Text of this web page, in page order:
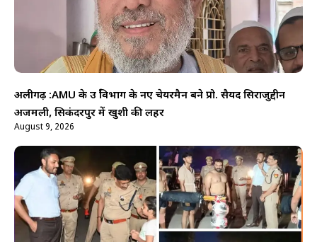
अलीगढ़ :AMU के उर्दू विभाग के नए चेयरमैन बने प्रो. सैयद सिराजुद्दीन
अजमली, सिकंदरपुर में खुशी की लहर
August 9, 2026